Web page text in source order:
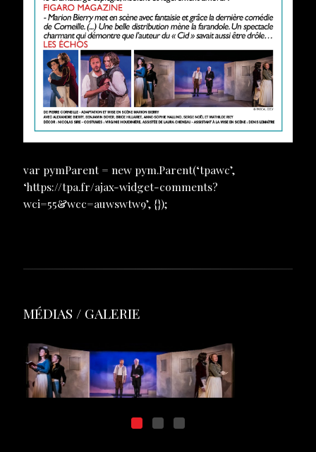
var pymParent = new pym.Parent(‘tpawc’,
‘https://tpa.fr/ajax-widget-comments?
wci=55&wcc=auwswtw9’, {});
MÉDIAS / GALERIE